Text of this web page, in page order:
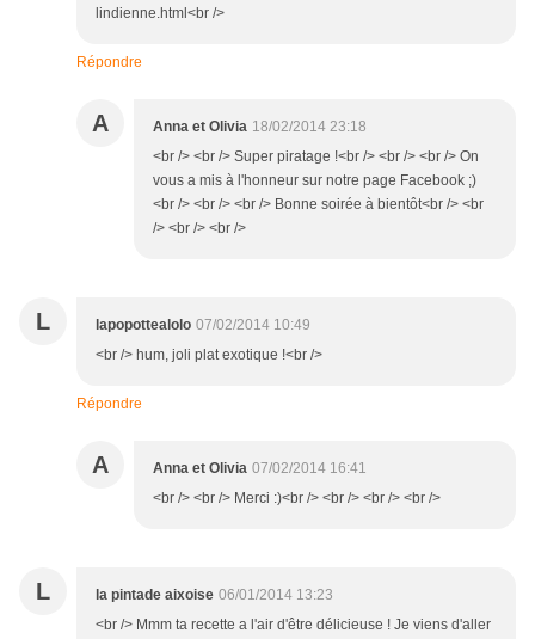
lindienne.html<br />
Répondre
A Anna et Olivia 18/02/2014 23:18
<br /> <br /> Super piratage !<br /> <br /> <br /> On
vous a mis à l'honneur sur notre page Facebook ;)
<br /> <br /> <br /> Bonne soirée à bientôt<br /> <br
/> <br /> <br />
L lapopottealolo 07/02/2014 10:49
<br /> hum, joli plat exotique !<br />
Répondre
A Anna et Olivia 07/02/2014 16:41
<br /> <br /> Merci :)<br /> <br /> <br /> <br />
L la pintade aixoise 06/01/2014 13:23
<br /> Mmm ta recette a l'air d'être délicieuse ! Je viens d'aller